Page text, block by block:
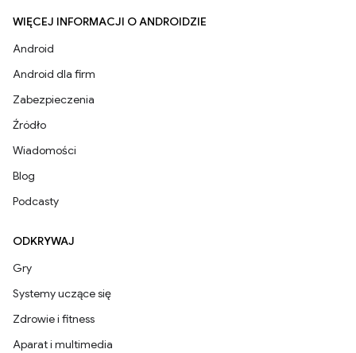
WIĘCEJ INFORMACJI O ANDROIDZIE
Android
Android dla firm
Zabezpieczenia
Źródło
Wiadomości
Blog
Podcasty
ODKRYWAJ
Gry
Systemy uczące się
Zdrowie i fitness
Aparat i multimedia